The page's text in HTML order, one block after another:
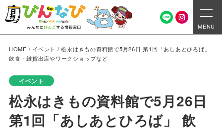
MENU
HOME / イベント /松永はきもの資料館で5月26日 第1回「あしあとひろば」
飲食・雑貨出店やワークショップなど
イベント
松永はきもの資料館で5月26日
第1回「あしあとひろば」 飲